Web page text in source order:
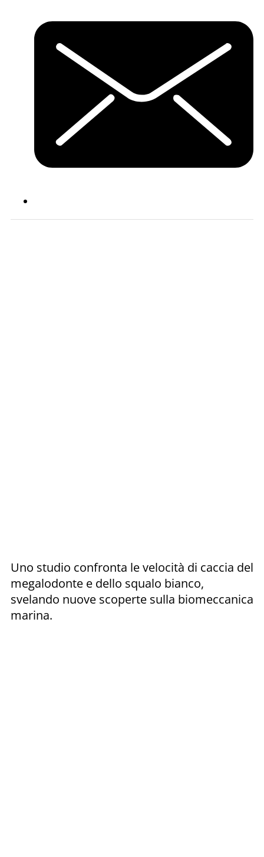
Uno studio confronta le velocità di caccia del
megalodonte e dello squalo bianco,
svelando nuove scoperte sulla biomeccanica
marina.